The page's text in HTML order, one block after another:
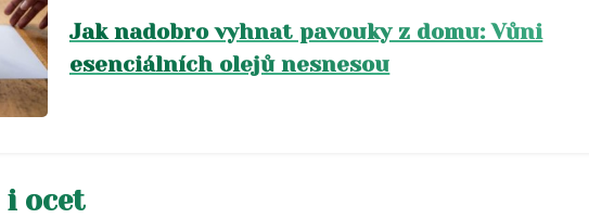
Jak nadobro vyhnat pavouky z domu: Vůni
esenciálních olejů nesnesou
i ocet